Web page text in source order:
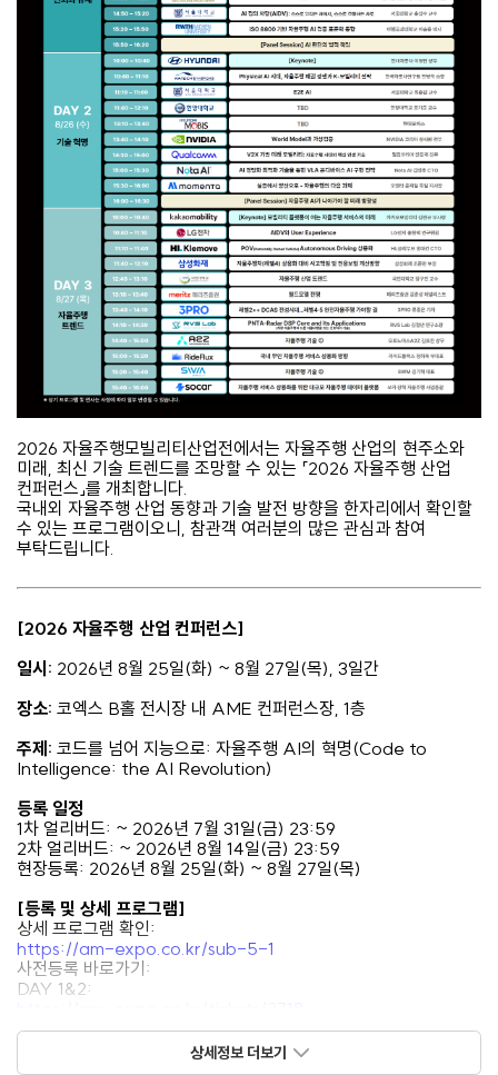
2026 자율주행모빌리티산업전에서는 자율주행 산업의 현주소와
미래, 최신 기술 트렌드를 조망할 수 있는 「2026 자율주행 산업
컨퍼런스」를 개최합니다.
국내외 자율주행 산업 동향과 기술 발전 방향을 한자리에서 확인할
수 있는 프로그램이오니, 참관객 여러분의 많은 관심과 참여
부탁드립니다.
[2026 자율주행 산업 컨퍼런스]
일시: 2026년 8월 25일(화) ~ 8월 27일(목), 3일간
장소: 코엑스 B홀 전시장 내 AME 컨퍼런스장, 1층
주제: 코드를 넘어 지능으로: 자율주행 AI의 혁명(Code to
Intelligence: the AI Revolution)
등록 일정
1차 얼리버드: ~ 2026년 7월 31일(금) 23:59
2차 얼리버드: ~ 2026년 8월 14일(금) 23:59
현장등록: 2026년 8월 25일(화) ~ 8월 27일(목)
[등록 및 상세 프로그램]
상세 프로그램 확인:
https://am-expo.co.kr/sub-5-1
사전등록 바로가기:
DAY 1&2:
https://am-expo.co.kr/tickets/2719
상세정보 더보기